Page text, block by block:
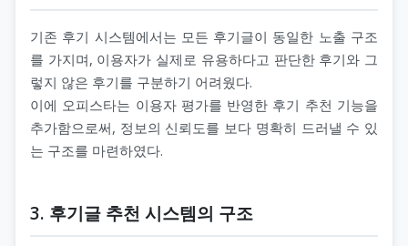
기존 후기 시스템에서는 모든 후기글이 동일한 노출 구조
를 가지며, 이용자가 실제로 유용하다고 판단한 후기와 그
렇지 않은 후기를 구분하기 어려웠다.
이에 오피스타는 이용자 평가를 반영한 후기 추천 기능을
추가함으로써, 정보의 신뢰도를 보다 명확히 드러낼 수 있
는 구조를 마련하였다.
3. 후기글 추천 시스템의 구조